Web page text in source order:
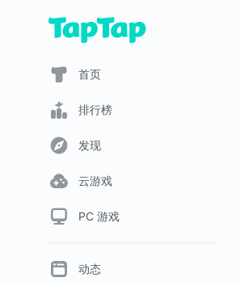
首页
排行榜
发现
云游戏
PC 游戏
动态